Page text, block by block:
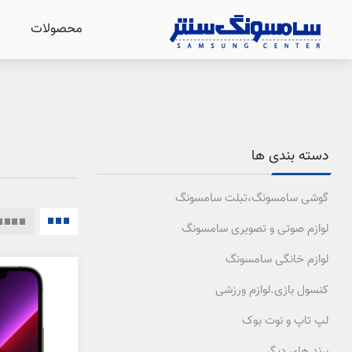
محصولات
دسته بندی ها
گوشی سامسونگ،تبلت سامسونگ
لوازم صوتی و تصویری سامسونگ
لوازم خانگی سامسونگ
کنسول بازی.لوازم ورزشی
لپ تاپ و نوت بوک